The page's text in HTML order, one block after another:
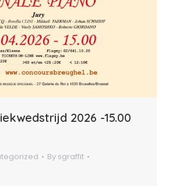
2026 -15.00
By sgraffit